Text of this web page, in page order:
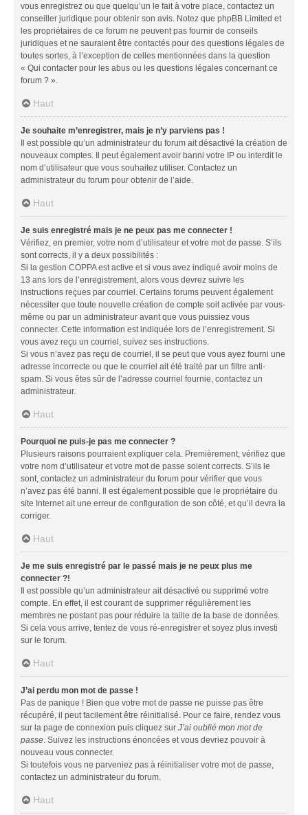
vous enregistrez ou que quelqu’un le fait à votre place, contactez un
conseiller juridique pour obtenir son avis. Notez que phpBB Limited et
les propriétaires de ce forum ne peuvent pas fournir de conseils
juridiques et ne sauraient être contactés pour des questions légales de
toutes sortes, à l’exception de celles mentionnées dans la question
« Qui contacter pour les abus ou les questions légales concernant ce
forum ? ».
Haut
Je souhaite m’enregistrer, mais je n’y parviens pas !
Il est possible qu’un administrateur du forum ait désactivé la création de
nouveaux comptes. Il peut également avoir banni votre IP ou interdit le
nom d’utilisateur que vous souhaitez utiliser. Contactez un
administrateur du forum pour obtenir de l’aide.
Haut
Je suis enregistré mais je ne peux pas me connecter !
Vérifiez, en premier, votre nom d’utilisateur et votre mot de passe. S’ils
sont corrects, il y a deux possibilités :
Si la gestion COPPA est active et si vous avez indiqué avoir moins de
13 ans lors de l’enregistrement, alors vous devrez suivre les
instructions reçues par courriel. Certains forums peuvent également
nécessiter que toute nouvelle création de compte soit activée par vous-
même ou par un administrateur avant que vous puissiez vous
connecter. Cette information est indiquée lors de l’enregistrement. Si
vous avez reçu un courriel, suivez ses instructions.
Si vous n’avez pas reçu de courriel, il se peut que vous ayez fourni une
adresse incorrecte ou que le courriel ait été traité par un filtre anti-
spam. Si vous êtes sûr de l’adresse courriel fournie, contactez un
administrateur.
Haut
Pourquoi ne puis-je pas me connecter ?
Plusieurs raisons pourraient expliquer cela. Premièrement, vérifiez que
votre nom d’utilisateur et votre mot de passe soient corrects. S’ils le
sont, contactez un administrateur du forum pour vérifier que vous
n’avez pas été banni. Il est également possible que le propriétaire du
site Internet ait une erreur de configuration de son côté, et qu’il devra la
corriger.
Haut
Je me suis enregistré par le passé mais je ne peux plus me
connecter ?!
Il est possible qu’un administrateur ait désactivé ou supprimé votre
compte. En effet, il est courant de supprimer régulièrement les
membres ne postant pas pour réduire la taille de la base de données.
Si cela vous arrive, tentez de vous ré-enregistrer et soyez plus investi
sur le forum.
Haut
J’ai perdu mon mot de passe !
Pas de panique ! Bien que votre mot de passe ne puisse pas être
récupéré, il peut facilement être réinitialisé. Pour ce faire, rendez vous
sur la page de connexion puis cliquez sur J’ai oublié mon mot de
passe. Suivez les instructions énoncées et vous devriez pouvoir à
nouveau vous connecter.
Si toutefois vous ne parveniez pas à réinitialiser votre mot de passe,
contactez un administrateur du forum.
Haut